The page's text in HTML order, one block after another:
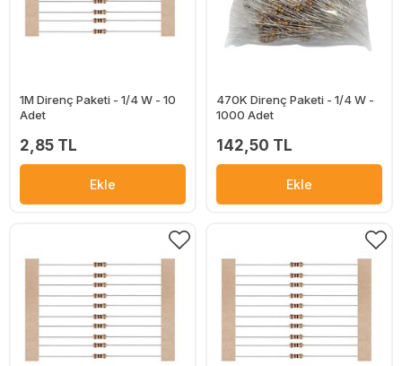
1M Direnç Paketi - 1/4 W - 10
Adet
2,85 TL
Ekle
470K Direnç Paketi - 1/4 W -
1000 Adet
142,50 TL
Ekle